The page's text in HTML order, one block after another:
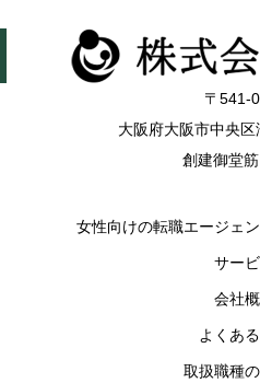
〒541-
大阪府大阪市中央
創建御堂
女性向けの転職エージェ
サー
会社
よくあ
取扱職種